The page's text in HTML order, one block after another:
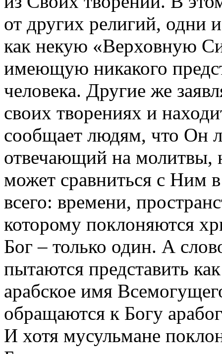
от других религий, одни
как некую «Верховную
имеющую никакого
человека. Другие же
своих творениях и
сообщает людям, что Он
отвечающий на молитвы,
может сравниться с Ним
всего: времени,
которому поклоняются
Бог – только один. А
пытаются представить
арабское имя
обращаются к Богу
И хотя мусульмане